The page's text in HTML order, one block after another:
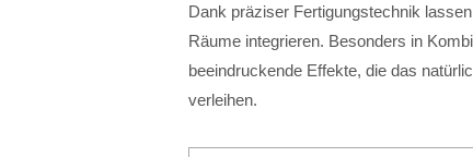
Dank präziser Fertigungstechnik
Räume integrieren. Besonders in
beeindruckende Effekte, die das
verleihen.